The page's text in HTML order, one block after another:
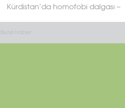
Kürdistan’da homofobi dalgası –
Siyasi Haber